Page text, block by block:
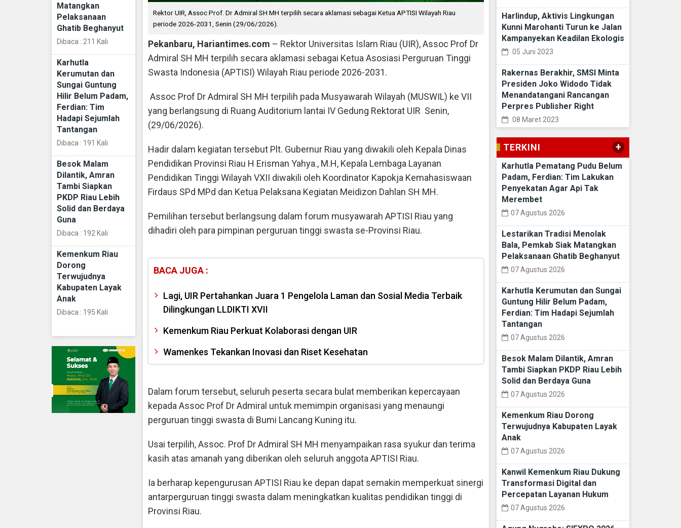
Matangkan
Pelaksanaan
Ghatib Beghanyut
Dibaca : 211 Kali
Karhutla
Kerumutan dan
Sungai Guntung
Hilir Belum Padam,
Ferdian: Tim
Hadapi Sejumlah
Tantangan
Dibaca : 191 Kali
Besok Malam
Dilantik, Amran
Tambi Siapkan
PKDP Riau Lebih
Solid dan Berdaya
Guna
Dibaca : 192 Kali
Kemenkum Riau
Dorong
Terwujudnya
Kabupaten Layak
Anak
Dibaca : 195 Kali
Rektor UIR, Assoc Prof. Dr Admiral SH MH terpilih secara aklamasi sebagai Ketua APTISI Wilayah Riau
periode 2026-2031, Senin (29/06/2026).
Pekanbaru, Hariantimes.com – Rektor Universitas Islam Riau (UIR), Assoc Prof Dr
Admiral SH MH terpilih secara aklamasi sebagai Ketua Asosiasi Perguruan Tinggi
Swasta Indonesia (APTISI) Wilayah Riau periode 2026-2031.
Assoc Prof Dr Admiral SH MH terpilih pada Musyawarah Wilayah (MUSWIL) ke VII
yang berlangsung di Ruang Auditorium lantai IV Gedung Rektorat UIR Senin,
(29/06/2026).
Hadir dalam kegiatan tersebut Plt. Gubernur Riau yang diwakili oleh Kepala Dinas
Pendidikan Provinsi Riau H Erisman Yahya., M.H, Kepala Lembaga Layanan
Pendidikan Tinggi Wilayah VXII diwakili oleh Koordinator Kapokja Kemahasiswaan
Firdaus SPd MPd dan Ketua Pelaksana Kegiatan Meidizon Dahlan SH MH.
Pemilihan tersebut berlangsung dalam forum musyawarah APTISI Riau yang
dihadiri oleh para pimpinan perguruan tinggi swasta se-Provinsi Riau.
BACA JUGA :
Lagi, UIR Pertahankan Juara 1 Pengelola Laman dan Sosial Media Terbaik
Dilingkungan LLDIKTI XVII
Kemenkum Riau Perkuat Kolaborasi dengan UIR
Wamenkes Tekankan Inovasi dan Riset Kesehatan
Dalam forum tersebut, seluruh peserta secara bulat memberikan kepercayaan
kepada Assoc Prof Dr Admiral untuk memimpin organisasi yang menaungi
perguruan tinggi swasta di Bumi Lancang Kuning itu.
Usai terpilih, Assoc. Prof Dr Admiral SH MH menyampaikan rasa syukur dan terima
kasih atas amanah yang diberikan oleh seluruh anggota APTISI Riau.
Ia berharap kepengurusan APTISI Riau ke depan dapat semakin memperkuat sinergi
antarperguruan tinggi swasta dalam meningkatkan kualitas pendidikan tinggi di
Provinsi Riau.
Harlindup, Aktivis Lingkungan
Kunni Marohanti Turun ke Jalan
Kampanyekan Keadilan Ekologis
05 Juni 2023
Rakernas Berakhir, SMSI Minta
Presiden Joko Widodo Tidak
Menandatangani Rancangan
Perpres Publisher Right
08 Maret 2023
TERKINI +
Karhutla Pematang Pudu Belum
Padam, Ferdian: Tim Lakukan
Penyekatan Agar Api Tak
Merembet
07 Agustus 2026
Lestarikan Tradisi Menolak
Bala, Pemkab Siak Matangkan
Pelaksanaan Ghatib Beghanyut
07 Agustus 2026
Karhutla Kerumutan dan Sungai
Guntung Hilir Belum Padam,
Ferdian: Tim Hadapi Sejumlah
Tantangan
07 Agustus 2026
Besok Malam Dilantik, Amran
Tambi Siapkan PKDP Riau Lebih
Solid dan Berdaya Guna
07 Agustus 2026
Kemenkum Riau Dorong
Terwujudnya Kabupaten Layak
Anak
07 Agustus 2026
Kanwil Kemenkum Riau Dukung
Transformasi Digital dan
Percepatan Layanan Hukum
07 Agustus 2026